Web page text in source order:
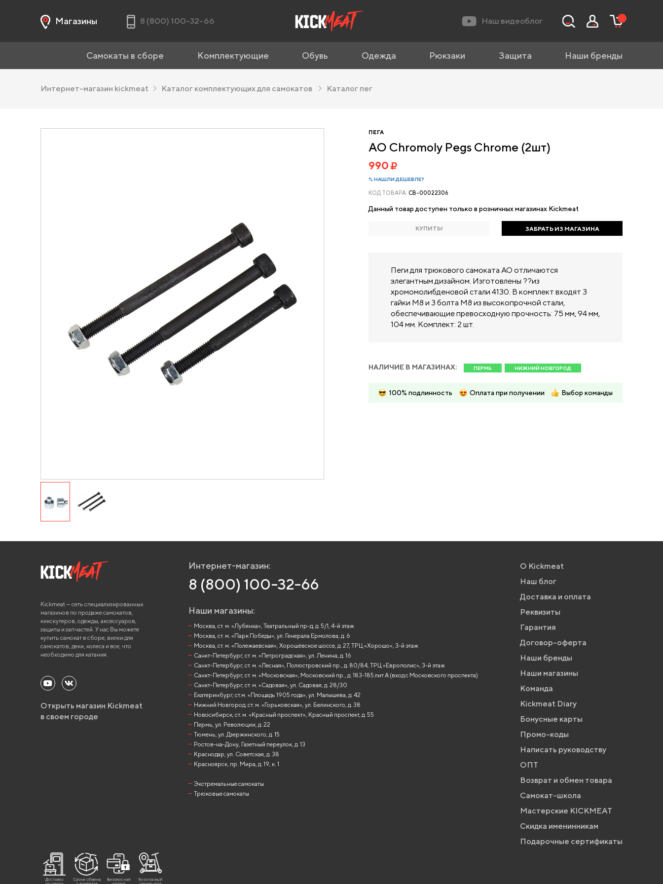
Магазины 8 (800) 100-32-66 Наш видеоблог
Самокаты в сборе Комплектующие Обувь Одежда Рюкзаки Защита Наши бренды
Интернет-магазин kickmeat Каталог комплектующих для самокатов Каталог пег
ПЕГА
AO Chromoly Pegs Chrome (2шт)
990
% НАШЛИ ДЕШЕВЛЕ?
КОД ТОВАРА: CB-00022306
Данный товар доступен только в розничных магазинах Kickmeat
КУПИТЬ! ЗАБРАТЬ ИЗ МАГАЗИНА
Пеги для трюкового самоката AO отличаются
элегантным дизайном. Изготовлены ??из
хромомолибденовой стали 4130. В комплект входят 3
гайки M8 и 3 болта M8 из высокопрочной стали,
обеспечивающие превосходную прочность: 75 мм, 94 мм,
104 мм. Комплект: 2 шт.
НАЛИЧИЕ В МАГАЗИНАХ: ПЕРМЬ НИЖНИЙ НОВГОРОД
100% подлинность Оплата при получении Выбор команды
Kickmeat — сеть специализированных
магазинов по продаже самокатов,
кикскутеров, одежды, аксессуаров,
защиты и запчастей. У нас Вы можете
купить самокат в сборе, вилки для
самокатов, деки, колеса и все, что
необходимо для катания.
Открыть магазин Kickmeat
в своем городе
Интернет-магазин:
8 (800) 100-32-66
Наши магазины:
Москва, ст. м. «Лубянка», Театральный пр-д, д. 5/1, 4-й этаж
Москва, ст. м. «Парк Победы», ул. Генерала Ермолова, д. 6
Москва, ст. м. «Полежаевская», Хорошёвское шоссе, д. 27, ТРЦ «Хорошо», 3-й этаж
Санкт-Петербург, ст. м. «Петроградская», ул. Ленина, д. 16
Санкт-Петербург, ст. м. «Лесная», Полюстровский пр., д. 80/84, ТРЦ «Европолис», 3-й этаж
Санкт-Петербург, ст. м. «Московская», Московский пр., д. 183-185 лит А (вход с Московского проспекта)
Санкт-Петербург, ст. м. «Садовая», ул. Садовая, д. 28/30
Екатеринбург, ст.м. «Площадь 1905 года», ул. Малышева, д. 42
Нижний Новгород, ст. м. «Горьковская», ул. Белинского, д. 38
Новосибирск, ст. м. «Красный проспект», Красный проспект, д. 55
Пермь, ул. Революции, д. 22
Тюмень, ул. Дзержинского, д. 15
Ростов-на-Дону, Газетный переулок, д. 13
Краснодар, ул. Советская, д. 38
Красноярск, пр. Мира, д. 19, к. 1
Экстремальные самокаты
Трюковые самокаты
О Kickmeat
Наш блог
Доставка и оплата
Реквизиты
Гарантия
Договор-оферта
Наши бренды
Наши магазины
Команда
Kickmeat Diary
Бонусные карты
Промо-коды
Написать руководству
ОПТ
Возврат и обмен товара
Самокат-школа
Мастерские KICKMEAT
Скидка именинникам
Подарочные сертификаты